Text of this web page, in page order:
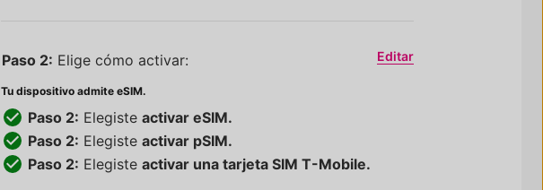
Paso 2: Elige cómo activar:
Tu dispositivo admite eSIM.
Paso 2: Elegiste activar eSIM.
Paso 2: Elegiste activar pSIM.
Paso 2: Elegiste activar una tarjeta SIM T-Mobile.
Editar